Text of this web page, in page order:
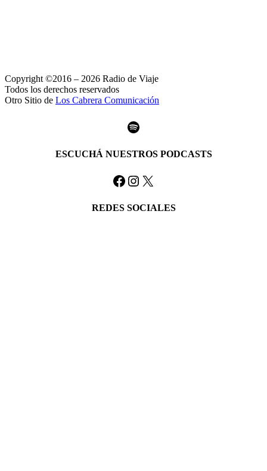
Copyright ©2016 – 2026 Radio de Viaje
Todos los derechos reservados
Otro Sitio de Los Cabrera Comunicación
Spotify
ESCUCHÁ NUESTROS PODCASTS
Facebook
Instagram
X
REDES SOCIALES